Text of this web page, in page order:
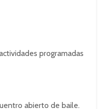
programadas
abierto de baile.